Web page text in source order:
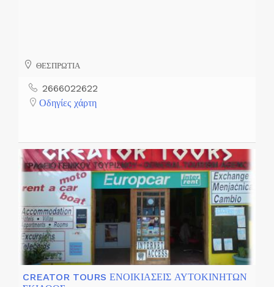
ΘΕΣΠΡΩΤΙΑ
2666022622
Οδηγίες χάρτη
CREATOR TOURS ΕΝΟΙΚΙΑΣΕΙΣ ΑΥΤΟΚΙΝΗΤΩΝ